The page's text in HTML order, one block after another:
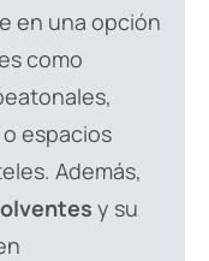
en una opción
como
espacios
Además,
y su